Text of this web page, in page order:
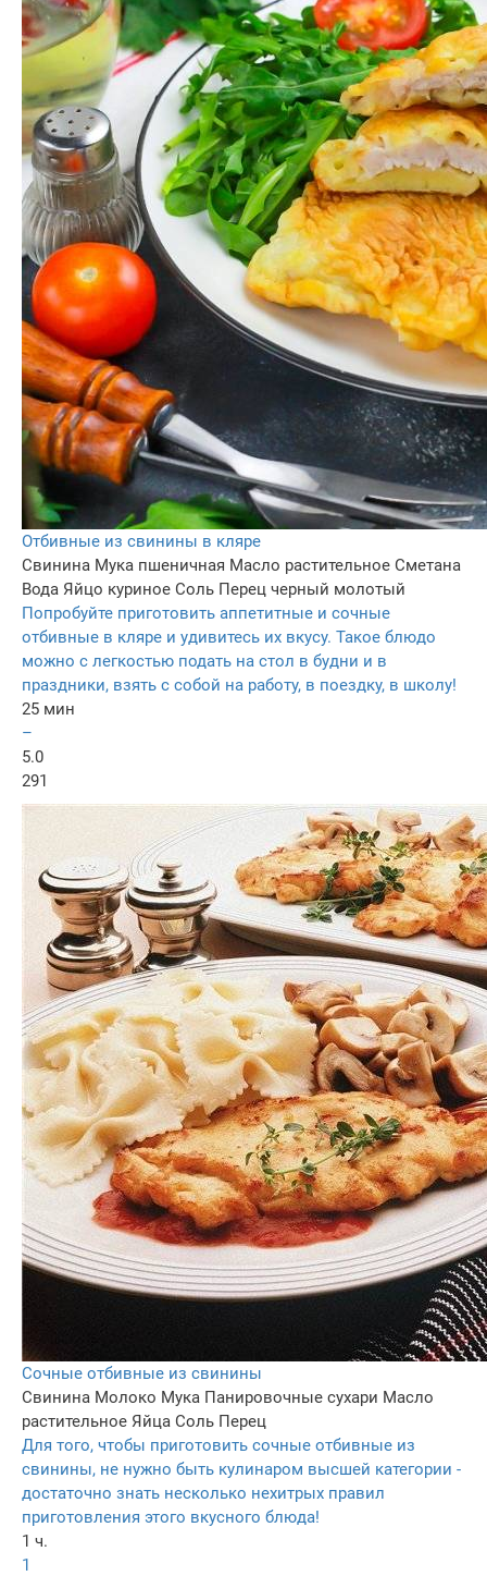
Отбивные из свинины в кляре
Свинина Мука пшеничная Масло растительное Сметана
Вода Яйцо куриное Соль Перец черный молотый
Попробуйте приготовить аппетитные и сочные
отбивные в кляре и удивитесь их вкусу. Такое блюдо
можно с легкостью подать на стол в будни и в
праздники, взять с собой на работу, в поездку, в школу!
25 мин
–
5.0
291
Сочные отбивные из свинины
Свинина Молоко Мука Панировочные сухари Масло
растительное Яйца Соль Перец
Для того, чтобы приготовить сочные отбивные из
свинины, не нужно быть кулинаром высшей категории -
достаточно знать несколько нехитрых правил
приготовления этого вкусного блюда!
1 ч.
1